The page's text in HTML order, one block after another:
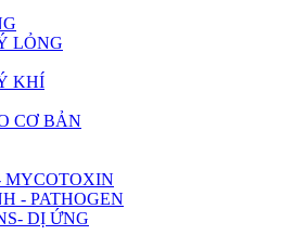
LỎNG
KHÍ
CƠ BẢN
- PATHOGEN
DỊ ỨNG